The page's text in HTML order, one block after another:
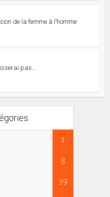
de la femme à l’homme
pas…
1
8
39